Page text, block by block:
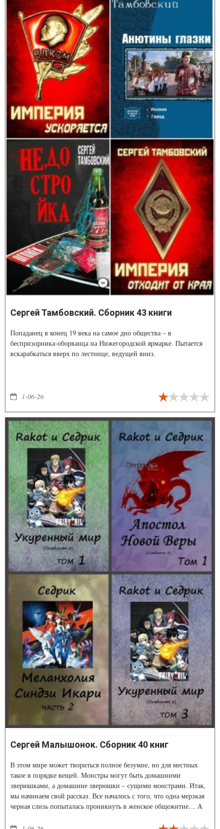
Сергей Тамбовский. Сборник 43 книги
Попаданец в конец 19 века на самое дно общества – в
беспризорника-оборванца на Нижегородской ярмарке. Пытается
вскарабкаться вверх по лестнице, ведущей вниз.
1-06-26
Сергей Малышонок. Сборник 40 книг
В этом мире может твориться полное безумие, но для местных
такое в порядке вещей. Монстры могут быть домашними
зверюшками, а домашние зверюшки – сущими монстрами. Итак,
мы начинаем свой рассказ. Все началось с того, что одна мерзкая
черная слизь попыталась проникнуть в женское общежитие… А